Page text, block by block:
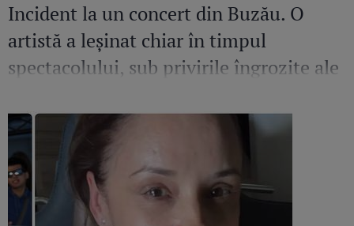
Incident la un concert din Buzău. O
artistă a leșinat chiar în timpul
spectacolului, sub privirile îngrozite ale